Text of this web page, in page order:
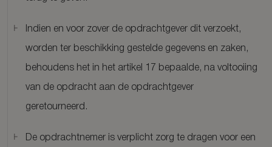
Indien en voor zover de opdrachtgever dit verzoekt,
worden ter beschikking gestelde gegevens en zaken,
behoudens het in het artikel 17 bepaalde, na voltooiing
van de opdracht aan de opdrachtgever
geretourneerd.
De opdrachtnemer is verplicht zorg te dragen voor een